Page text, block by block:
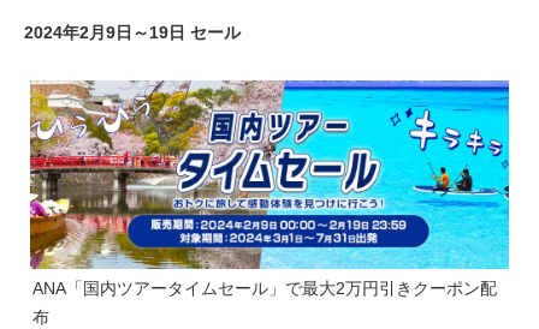
2024年2月9日～19日 セール
ANA「国内ツアータイムセール」で最大2万円引きクーポン配
布